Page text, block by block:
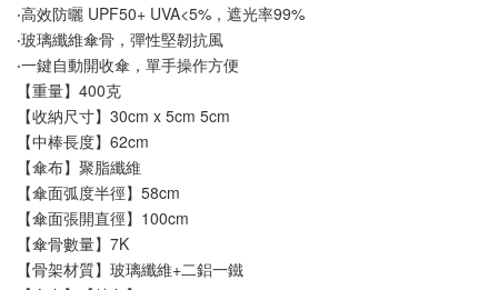
‧高效防曬 UPF50+ UVA<5%，遮光率99%
‧玻璃纖維傘骨，彈性堅韌抗風
‧一鍵自動開收傘，單手操作方便
【重量】400克
【收納尺寸】30cm x 5cm 5cm
【中棒長度】62cm
【傘布】聚脂纖維
【傘面弧度半徑】58cm
【傘面張開直徑】100cm
【傘骨數量】7K
【骨架材質】玻璃纖維+二鋁一鐵